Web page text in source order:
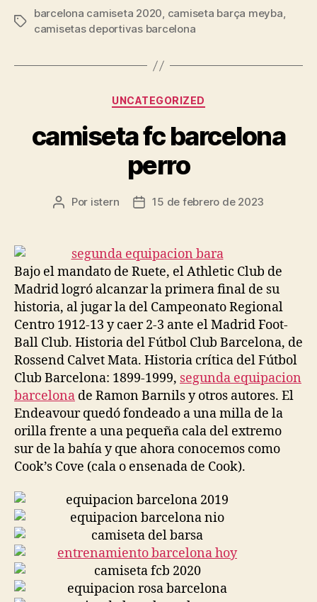
Etiquetas
barcelona camiseta 2020, camiseta barça meyba,
camisetas deportivas barcelona
Categorías
UNCATEGORIZED
camiseta fc barcelona
perro
Autor
entrada
Por istern
Fecha
entrada
15 de febrero de 2023
Bajo el mandato de Ruete, el Athletic Club de
Madrid logró alcanzar la primera final de su
historia, al jugar la del Campeonato Regional
Centro 1912-13 y caer 2-3 ante el Madrid Foot-
Ball Club. Historia del Fútbol Club Barcelona, de
Rossend Calvet Mata. Historia crítica del Fútbol
Club Barcelona: 1899-1999, segunda equipacion
barcelona de Ramon Barnils y otros autores. El
Endeavour quedó fondeado a una milla de la
orilla frente a una pequeña cala del extremo
sur de la bahía y que ahora conocemos como
Cook’s Cove (cala o ensenada de Cook).